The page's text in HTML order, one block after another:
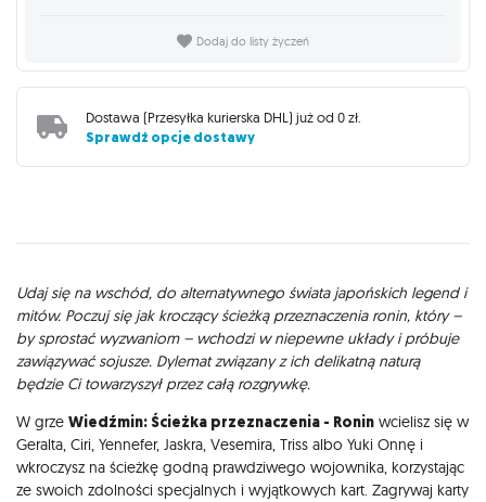
Dodaj do listy życzeń
Dostawa (Przesyłka kurierska DHL ) już od 0 zł
Sprawdź opcje dostawy
Opis
Udaj się na wschód, do alternatywnego świata japońskich legend i
mitów. Poczuj się jak kroczący ścieżką przeznaczenia ronin, który –
by sprostać wyzwaniom – wchodzi w niepewne układy i próbuje
zawiązywać sojusze. Dylemat związany z ich delikatną naturą
będzie Ci towarzyszył przez całą rozgrywkę.
W grze Wiedźmin: Ścieżka przeznaczenia - Ronin wcielisz się w
Geralta, Ciri, Yennefer, Jaskra, Vesemira, Triss albo Yuki Onnę i
wkroczysz na ścieżkę godną prawdziwego wojownika, korzystając
ze swoich zdolności specjalnych i wyjątkowych kart. Zagrywaj karty